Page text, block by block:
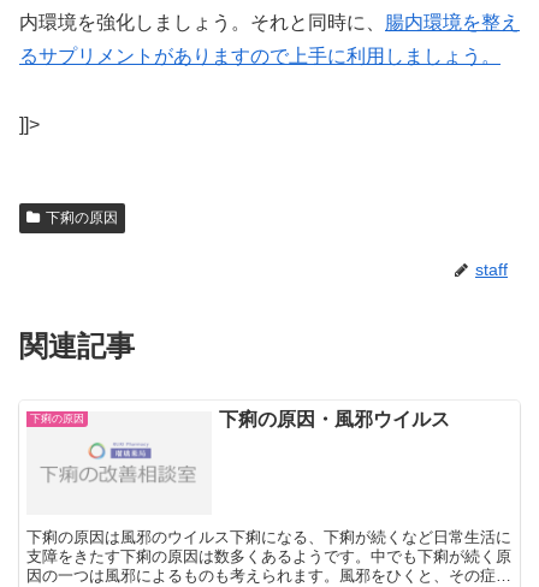
内環境を強化しましょう。それと同時に、 腸内環境を整え
るサプリメントがありますので上手に利用しましょう。
]]>
下痢の原因
staff
関連記事
下痢の原因 下痢の原因・風邪ウイルス
下痢の原因は風邪のウイルス下痢になる、下痢が続くなど日常生活に
支障をきたす下痢の原因は数多くあるようです。中でも下痢が続く原
因の一つは風邪によるものも考えられます。風邪をひくと、その症状